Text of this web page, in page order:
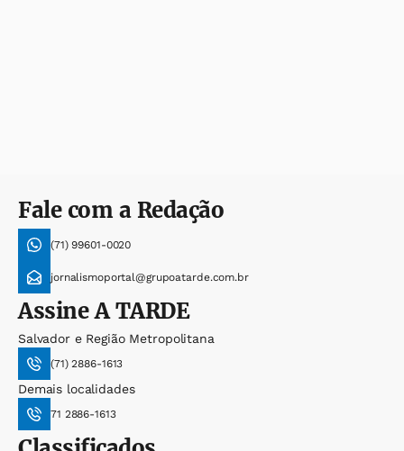
Fale com a Redação
(71) 99601-0020
jornalismoportal@grupoatarde.com.br
AssineA TARDE
Salvador e Região Metropolitana
(71) 2886-1613
Demais localidades
71 2886-1613